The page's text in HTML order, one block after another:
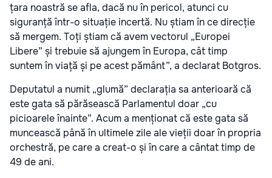
țara noastră se afla, dacă nu în pericol, atunci cu
siguranță într-o situație incertă. Nu știam în ce direcție
să mergem. Toți știam că avem vectorul „Europei
Libere” și trebuie să ajungem în Europa, cât timp
suntem în viață și pe acest pământ”, a declarat Botgros.
Deputatul a numit „glumă” declarația sa anterioară că
este gata să părăsească Parlamentul doar „cu
picioarele înainte”. Acum a menționat că este gata să
muncească până în ultimele zile ale vieții doar în propria
orchestră, pe care a creat-o și în care a cântat timp de
49 de ani.